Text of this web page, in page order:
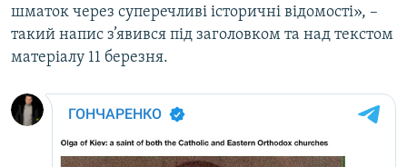
шматок через суперечливі історичні відомості», –
такий напис з’явився під заголовком та над текстом
матеріалу 11 березня.